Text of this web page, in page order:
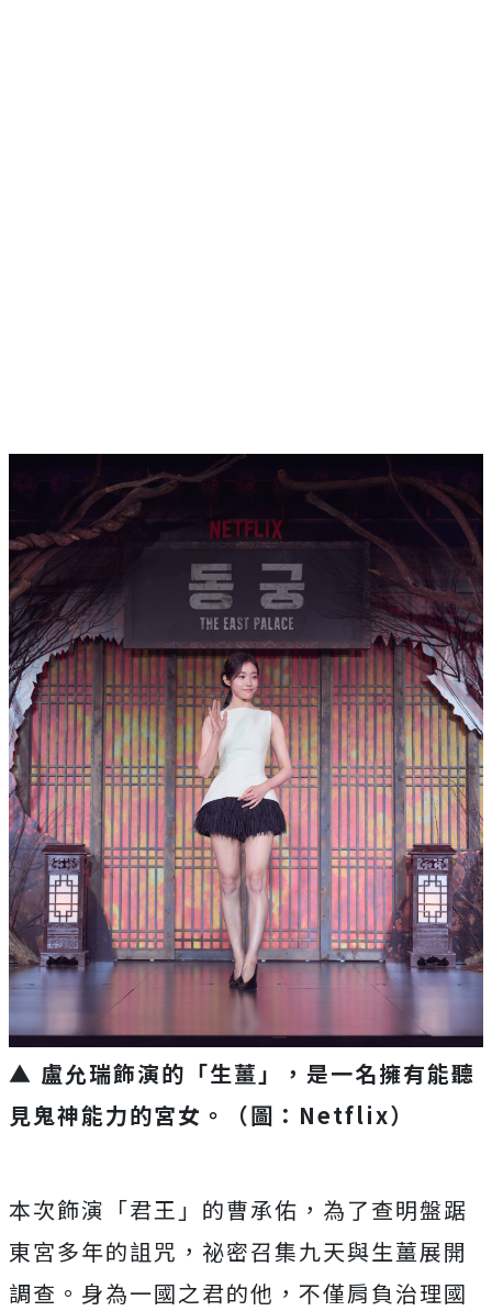
▲ 盧允瑞飾演的「生薑」，是一名擁有能聽
見鬼神能力的宮女。（圖：Netflix）
本次飾演「君王」的曹承佑，為了查明盤踞
東宮多年的詛咒， 祕密召集九天與生薑展開
調查。身為一國之君的他， 不僅肩負治理國